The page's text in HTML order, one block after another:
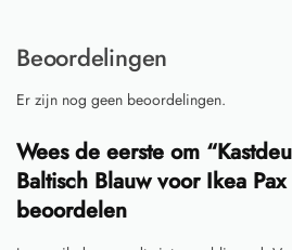
Beoordelingen
Er zijn nog geen beoordelingen.
Wees de eerste om
Baltisch Blauw voor Ikea
beoordelen